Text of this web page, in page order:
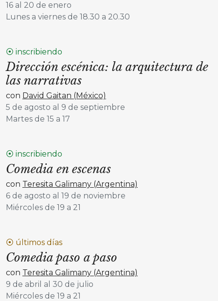
16 al 20 de enero
Lunes a viernes de 18.30 a 20.30
⦿ inscribiendo
Dirección escénica: la arquitectura de
las narrativas
con David Gaitan (México)
5 de agosto al 9 de septiembre
Martes de 15 a 17
⦿ inscribiendo
Comedia en escenas
con Teresita Galimany (Argentina)
6 de agosto al 19 de noviembre
Miércoles de 19 a 21
⦿ últimos días
Comedia paso a paso
con Teresita Galimany (Argentina)
9 de abril al 30 de julio
Miércoles de 19 a 21